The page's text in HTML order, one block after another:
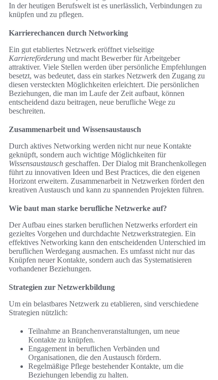
In der heutigen Berufswelt ist es unerlässlich, Verbindungen zu
knüpfen und zu pflegen.
Karrierechancen durch Networking
Ein gut etabliertes Netzwerk eröffnet vielseitige
Karriereförderung und macht Bewerber für Arbeitgeber
attraktiver. Viele Stellen werden über persönliche Empfehlungen
besetzt, was bedeutet, dass ein starkes Netzwerk den Zugang zu
diesen versteckten Möglichkeiten erleichtert. Die persönlichen
Beziehungen, die man im Laufe der Zeit aufbaut, können
entscheidend dazu beitragen, neue berufliche Wege zu
beschreiten.
Zusammenarbeit und Wissensaustausch
Durch aktives Networking werden nicht nur neue Kontakte
geknüpft, sondern auch wichtige Möglichkeiten für
Wissensaustausch geschaffen. Der Dialog mit Branchenkollegen
führt zu innovativen Ideen und Best Practices, die den eigenen
Horizont erweitern. Zusammenarbeit in Netzwerken fördert den
kreativen Austausch und kann zu spannenden Projekten führen.
Wie baut man starke berufliche Netzwerke auf?
Der Aufbau eines starken beruflichen Netzwerks erfordert ein
gezieltes Vorgehen und durchdachte Netzwerkstrategien. Ein
effektives Networking kann den entscheidenden Unterschied im
beruflichen Werdegang ausmachen. Es umfasst nicht nur das
Knüpfen neuer Kontakte, sondern auch das Systematisieren
vorhandener Beziehungen.
Strategien zur Netzwerkbildung
Um ein belastbares Netzwerk zu etablieren, sind verschiedene
Strategien nützlich:
Teilnahme an Branchenveranstaltungen, um neue
Kontakte zu knüpfen.
Engagement in beruflichen Verbänden und
Organisationen, die den Austausch fördern.
Regelmäßige Pflege bestehender Kontakte, um die
Beziehungen lebendig zu halten.